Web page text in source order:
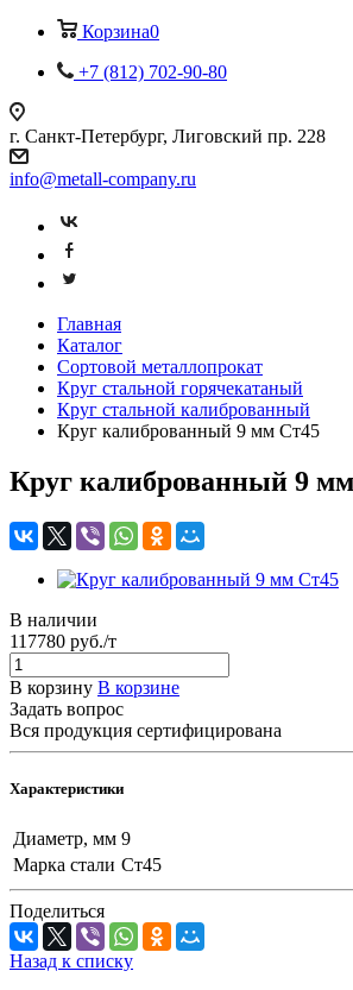
Корзина0
+7 (812) 702-90-80
г. Санкт-Петербург, Лиговский пр. 228
info@metall-company.ru
Главная
Каталог
Сортовой металлопрокат
Круг стальной горячекатаный
Круг стальной калиброванный
Круг калиброванный 9 мм Ст45
Круг калиброванный 9
В наличии
117780 руб./т
В корзину В корзине
Задать вопрос
Вся продукция сертифицирована
Характеристики
Диаметр, мм 9
Марка стали Ст45
Поделиться
Назад к списку